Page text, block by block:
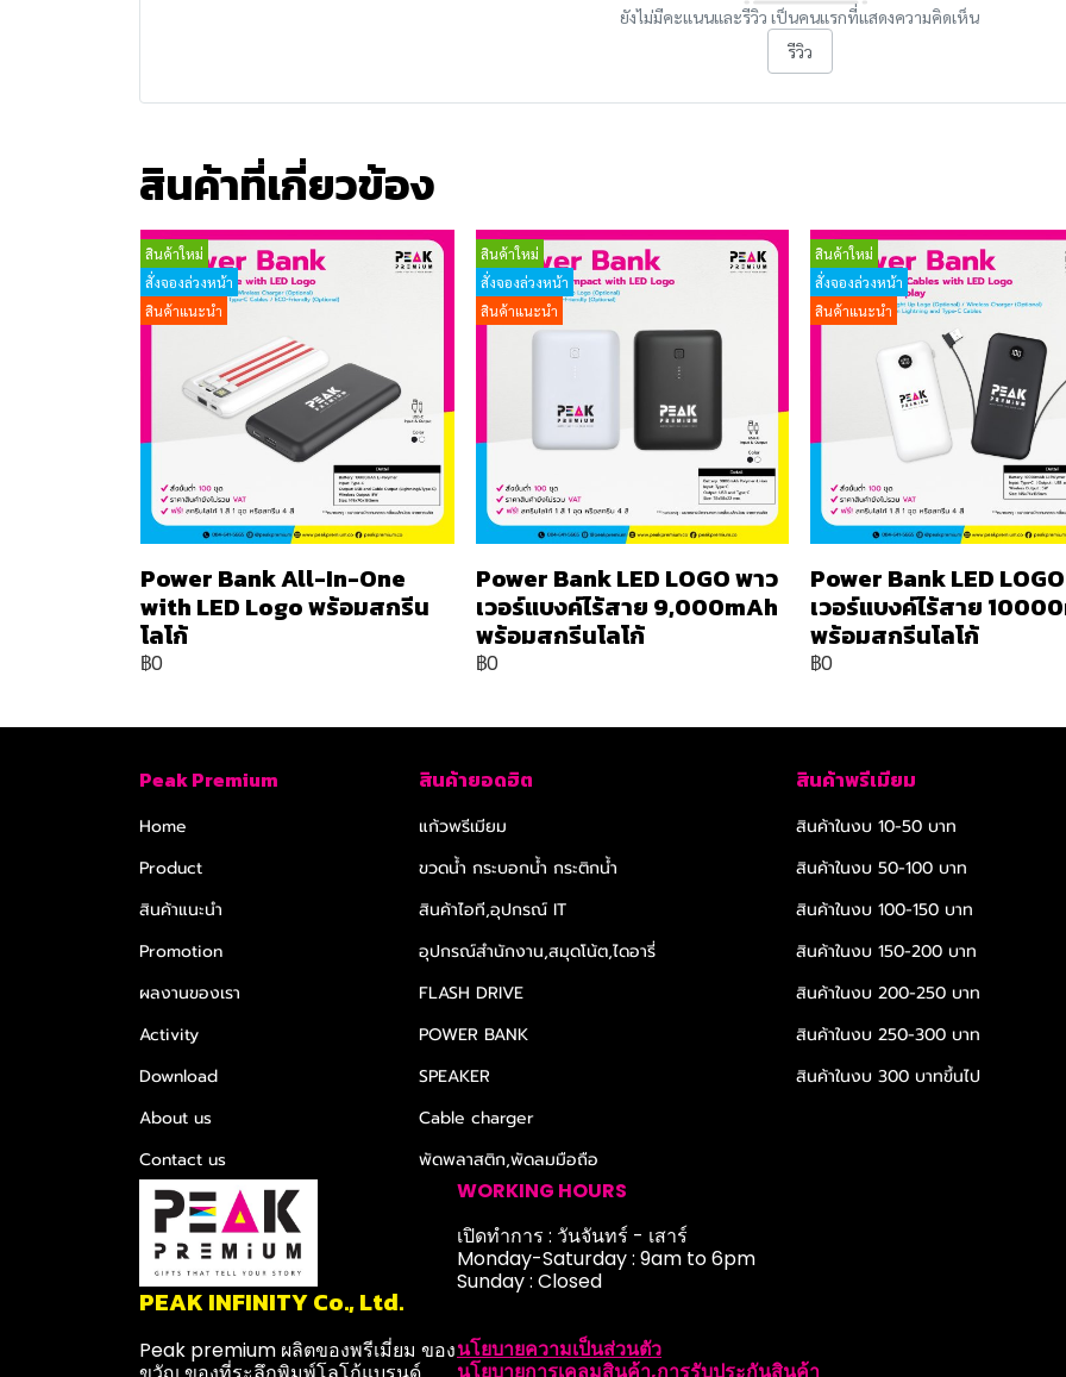
ยังไม่มีคะแนนและรีวิว เป็นคนแรกที่แสดงความคิดเห็น
รีวิว
สินค้าที่เกี่ยวข้อง
สินค้าใหม่
สั่งจองล่วงหน้า
สินค้าแนะนำ
Power Bank All-In-One
with LED Logo พร้อมสกรีน
โลโก้
฿0
สินค้าใหม่
สั่งจองล่วงหน้า
สินค้าแนะนำ
Power Bank LED LOGO พาว
เวอร์แบงค์ไร้สาย 9,000mAh
พร้อมสกรีนโลโก้
฿0
สินค้าใหม่
สั่งจองล่วงหน้า
สินค้าแนะนำ
Power Bank LED
เวอร์แบงค์ไร้สาย
พร้อมสกรีนโลโก้
฿0
Peak Premium
Home
Product
สินค้าแนะนำ
Promotion
ผลงานของเรา
Activity
Download
About us
Contact us
สินค้ายอดฮิต
แก้วพรีเมียม
ขวดน้ำ กระบอกน้ำ กระติกน้ำ
สินค้าไอที,อุปกรณ์ IT
อุปกรณ์สำนักงาน,สมุดโน้ต,ไดอารี่
FLASH DRIVE
POWER BANK
SPEAKER
Cable charger
พัดพลาสติก,พัดลมมือถือ
สินค้าพรีเมียม
สินค้าในงบ 10-50 บาท
สินค้าในงบ 50-100 บาท
สินค้าในงบ 100-150 บาท
สินค้าในงบ 150-200 บาท
สินค้าในงบ 200-250 บาท
สินค้าในงบ 250-300 บาท
สินค้าในงบ 300 บาทขึ้นไป
PEAK INFINITY Co., Ltd.
Peak premium ผลิตของพรีเมี่ยม ของ
WORKING HOURS
เปิดทำการ : วันจันทร์ - เสาร์
Monday-Saturday : 9am to 6pm
Sunday : Closed
นโยบายความเป็นส่วนตัว
นโยบายการเคลมสินค้า,การรับประกันสินค้า